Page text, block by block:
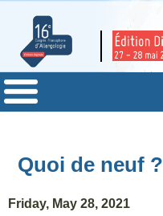
Quoi de neuf ?
Friday, May 28, 2021